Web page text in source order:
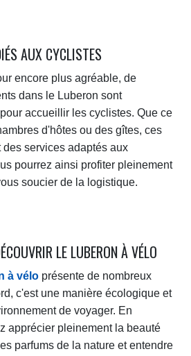
AUX CYCLISTES
encore plus agréable, de
dans le Luberon sont
accueillir les cyclistes. Que ce
d'hôtes ou des gîtes, ces
services adaptés aux
pourrez ainsi profiter pleinement
soucier de la logistique.
LE LUBERON À VÉLO
à véloprésente de nombreux
c'est une manière écologique et
de voyager. En
apprécier pleinement la beauté
parfums de la nature et entendre